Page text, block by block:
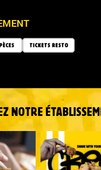
TICKETS RESTO
NOTRE